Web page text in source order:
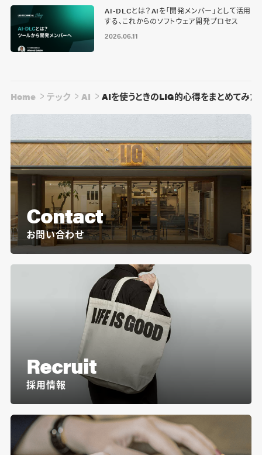
AI-DLCとは？AIを「開発メンバー」として活用
する、これからのソフトウェア開発プロセス
2026.06.11
Home テック AI AIを使うときのLIG的心得をまとめてみた
Contact
お問い合わせ
Recruit
採用情報